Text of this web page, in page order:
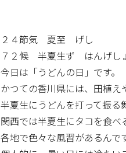
２４節気 夏至 げし
７２候 半夏生ず はんげし
今日は「うどんの日」です。
かつての香川県には、田植
半夏生にうどんを打って振る
関西では半夏生にタコを食べ
各地で色々な風習があるんで